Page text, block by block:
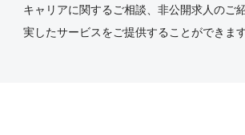
キャリアに関するご相談、非公開求人のご
実したサービスをご提供することができます